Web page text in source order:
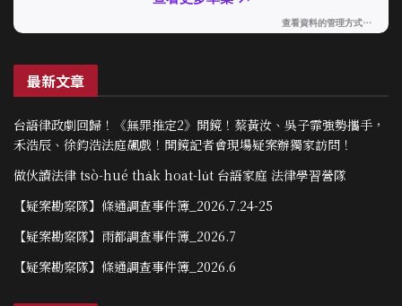
最新文章
台語律政劇回歸！《無罪推定2》開鏡！蔡黃汝、吳子霏強勢攜手，
禾浩辰、徐鈞浩法庭飆戲！開鏡記者會現場疑案辦獨家訪問！
做伙讀法律 tsò-hué tha̍k hoat-lu̍t 台語家庭 法律學習營隊
【疑案勘察隊】條通調查事件簿_2026.7.24-25
【疑案勘察隊】雨都調查事件簿_2026.7
【疑案勘察隊】條通調查事件簿_2026.6